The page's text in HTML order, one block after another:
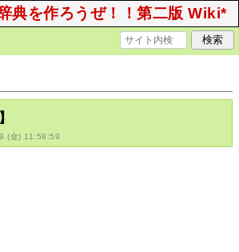
典を作ろうぜ！！第二版 Wiki*
(金) 11:58:59